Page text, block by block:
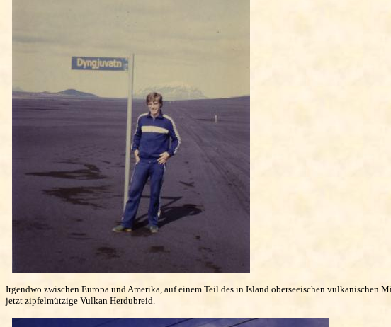
Irgendwo zwischen Europa und Amerika, auf einem Teil des in Island oberseeischen
jetzt zipfelmützige Vulkan Herdubreid.